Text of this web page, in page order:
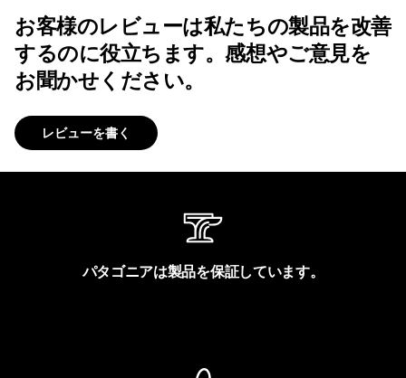
お客様のレビューは私たちの製品を改善
するのに役立ちます。感想やご意見を
お聞かせください。
レビューを書く
パタゴニアは製品を保証しています。